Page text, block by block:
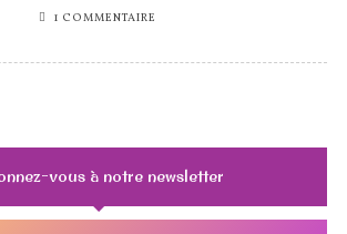
1 COMMENTAIRE
vous à notre newsletter